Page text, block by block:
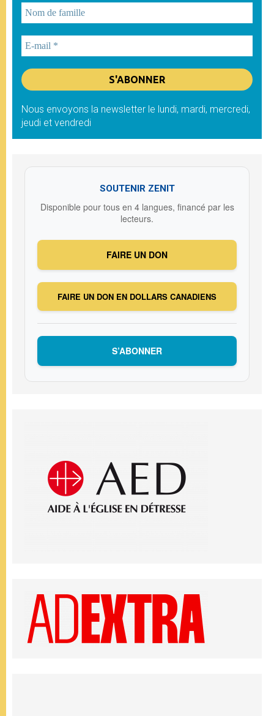
Nous envoyons la newsletter le lundi, mardi, mercredi,
jeudi et vendredi
SOUTENIR ZENIT
Disponible pour tous en 4 langues, financé par les
lecteurs.
FAIRE UN DON
FAIRE UN DON EN DOLLARS CANADIENS
S’ABONNER